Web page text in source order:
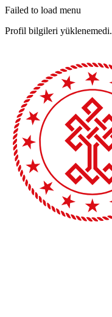
Failed to load menu
Profil bilgileri yüklenemedi.